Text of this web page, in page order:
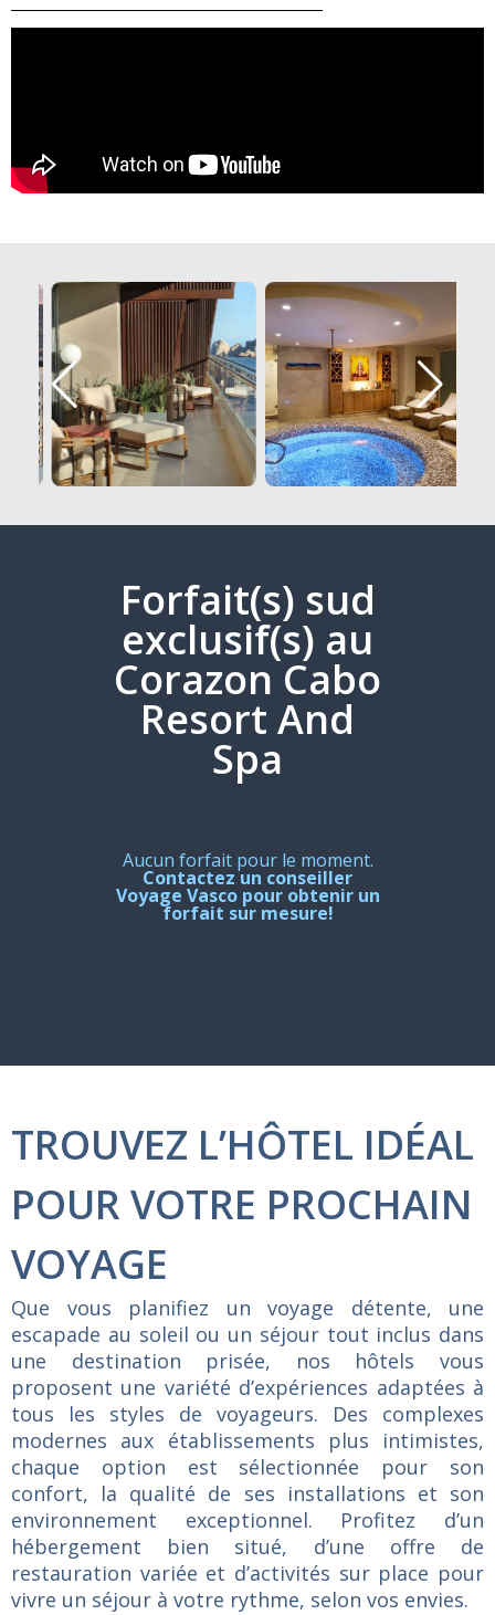
Forfait(s) sud
exclusif(s) au
Corazon Cabo
Resort And
Spa
Aucun forfait pour le moment.
Contactez un conseiller
Voyage Vasco pour obtenir un
forfait sur mesure!
TROUVEZ L’HÔTEL IDÉAL
POUR VOTRE PROCHAIN
VOYAGE
Que vous planifiez un voyage détente, une
escapade au soleil ou un séjour tout inclus dans
une destination prisée, nos hôtelsvous
proposent une variété d’expériences adaptées à
tous les styles de voyageurs. Des complexes
modernes aux établissements plus intimistes,
chaque option est sélectionnée pour son
confort, la qualité de ses installations et son
environnement exceptionnel. Profitez d’un
hébergement bien situé, d’une offre de
restauration variée et d’activités sur place pour
vivre un séjour à votre rythme, selon vos envies.